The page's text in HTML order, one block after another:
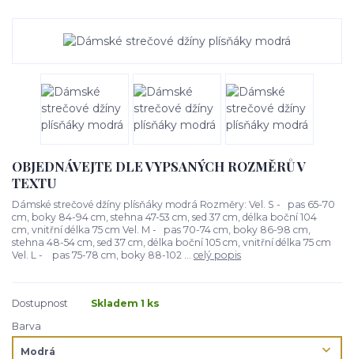
OBJEDNÁVEJTE DLE VYPSANÝCH ROZMĚRŮ V
TEXTU
Dámské strečové džíny plísňáky modrá Rozměry: Vel. S - pas 65-70
cm, boky 84-94 cm, stehna 47-53 cm, sed 37 cm, délka boční 104
cm, vnitřní délka 75 cm Vel. M - pas 70-74 cm, boky 86-98 cm,
stehna 48-54 cm, sed 37 cm, délka boční 105 cm, vnitřní délka 75 cm
Vel. L - pas 75-78 cm, boky 88-102 ... celý popis
Dostupnost
Skladem 1 ks
Barva